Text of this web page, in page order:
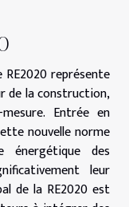
représente
de la construction,
Entrée en
nouvelle norme
des
leur
de la RE2020 est